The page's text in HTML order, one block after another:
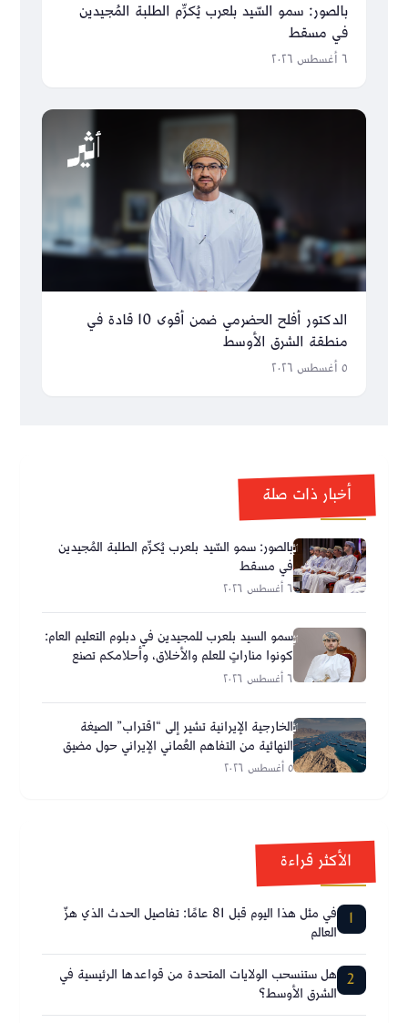
بالصور: سمو السّيد بلعرب يُكرِّم الطلبة المُجيدين
في مسقط
٦ أغسطس ٢٠٢٦
الدكتور أفلح الحضرمي ضمن أقوى 10 قادة في
منطقة الشرق الأوسط
٥ أغسطس ٢٠٢٦
أخبار ذات صلة
بالصور: سمو السّيد بلعرب يُكرِّم الطلبة المُجيدين
في مسقط
٦ أغسطس ٢٠٢٦
سمو السيد بلعرب للمجيدين في دبلوم التعليم العام:
كونوا مناراتٍ للعلم والأخلاق، وأحلامكم تصنع
مستقبل عُمان
٦ أغسطس ٢٠٢٦
الخارجية الإيرانية تشير إلى “اقتراب” الصيغة
النهائية من التفاهم العُماني الإيراني حول مضيق
هرمز
٥ أغسطس ٢٠٢٦
الأكثر قراءة
1 في مثل هذا اليوم قبل 81 عامًا: تفاصيل الحدث الذي هزّ
العالم
2 هل ستنسحب الولايات المتحدة من قواعدها الرئيسية في
الشرق الأوسط؟